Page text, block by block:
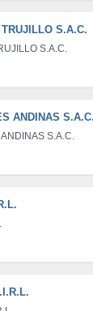
S.A.C.
S.A.C.
ANDINAS S.A.C.
S.A.C.